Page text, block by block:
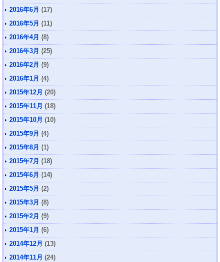
2016年6月 (17)
2016年5月 (11)
2016年4月 (8)
2016年3月 (25)
2016年2月 (9)
2016年1月 (4)
2015年12月 (20)
2015年11月 (18)
2015年10月 (10)
2015年9月 (4)
2015年8月 (1)
2015年7月 (18)
2015年6月 (14)
2015年5月 (2)
2015年3月 (8)
2015年2月 (9)
2015年1月 (6)
2014年12月 (13)
2014年11月 (24)